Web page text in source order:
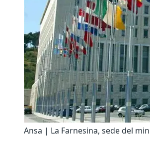
Ansa | La Farnesina, sede del